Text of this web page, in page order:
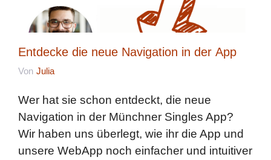
Entdecke die neue Navigation in der App
Von Julia
Wer hat sie schon entdeckt, die neue
Navigation in der Münchner Singles App?
Wir haben uns überlegt, wie ihr die App und
unsere WebApp noch einfacher und intuitiver